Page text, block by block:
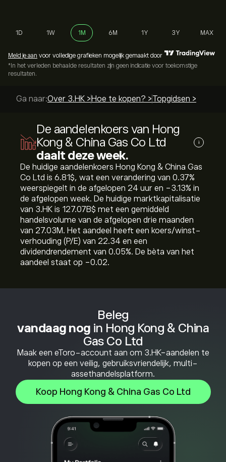
Beleg
vandaag nog in Hong Kong & China
Gas Co Ltd
Maak een eToro-account aan om 3.HK-aandelen te
kopen op een veilig, gebruiksvriendelijk, multi-
assethandelsplatform.
Koop Hong Kong & China Gas Co Ltd
1D 1W 1M 6M 1Y 3Y MAX
Meld je aan voor volledige grafieken mogelijk gemaakt door
*In het verleden behaalde resultaten zijn geen indicatie voor toekomstige
resultaten.
Ga naar:Over 3.HK > Hoe te kopen? >Topgidsen >
De aandelenkoers van Hong
Kong & China Gas Co Ltd
daalt deze week.
i
De huidige aandelenkoers Hong Kong & China Gas
Co Ltd is 6.81‎$‎, wat een verandering van ‎0.37‎%
weerspiegelt in de afgelopen 24 uur en ‎-3.13‎% in
de afgelopen week. De huidige marktkapitalisatie
van 3.HK is 127.07B‎$‎ met een gemiddeld
handelsvolume van de afgelopen drie maanden
van 27.03M. Het aandeel heeft een koers/winst-
verhouding (P/E) van 22.34 en een
dividendrendement van 0.05%. De bèta van het
aandeel staat op -0.02.